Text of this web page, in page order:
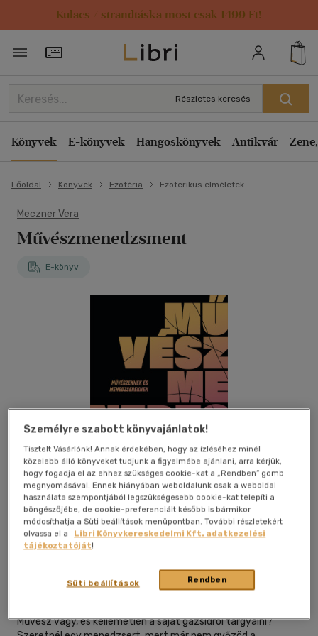
Kulacs / strandtáska most csak 1499 Ft!
Törzsvásárlói Kártya adatai
Részletes keresés
Könyvek E-könyvek Hangoskönyvek Antikvár
Főoldal Könyvek Ezotéria Ezoterikus elméletek
Meczner Vera
Művészmenedzsment
E-könyv
Beleolvasok Kívánságlistához adom Megosztom
Cser Könyvkiadó És Ker. Kft. 2025|magyar nyelvű
Művész vagy, és kellemetlen a saját gázsidról tárgyalni?
Személyre szabott könyvajánlatok!
Tisztelt Vásárlónk! Annak érdekében, hogy az ízléséhez minél
közelebb álló könyveket tudjunk a figyelmébe ajánlani, arra kérjük,
hogy fogadja el az ehhez szükséges cookie-kat a „Rendben” gomb
megnyomásával. Ennek hiányában weboldalunk csak a weboldal
használata szempontjából legszükségesebb cookie-kat telepíti a
böngészőjébe, de cookie-preferenciáit később is bármikor
módosíthatja a Süti beállítások menüpontban. További részletekért
olvassa el a
Libri Könyvkereskedelmi Kft. adatkezelési
tájékoztatóját!
Rendben
Süti beállítások